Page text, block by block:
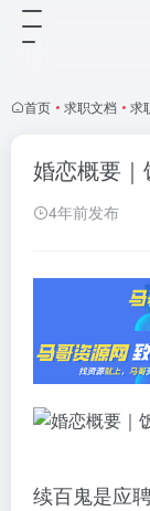
首页 • 求职文档 • 求
婚恋概要｜
4年前发布
续百鬼是应